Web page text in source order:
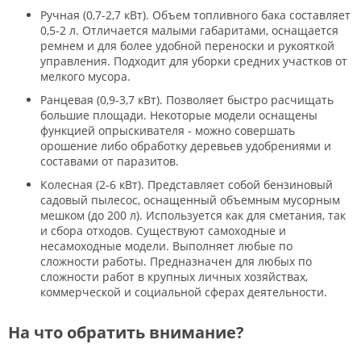
Ручная (0,7-2,7 кВт). Объем топливного бака составляет
0,5-2 л. Отличается малыми габаритами, оснащается
ремнем и для более удобной переноски и рукояткой
управления. Подходит для уборки средних участков от
мелкого мусора.
Ранцевая (0,9-3,7 кВт). Позволяет быстро расчищать
большие площади. Некоторые модели оснащены
функцией опрыскивателя - можно совершать
орошение либо обработку деревьев удобрениями и
составами от паразитов.
Колесная (2-6 кВт). Представляет собой бензиновый
садовый пылесос, оснащенный объемным мусорным
мешком (до 200 л). Используется как для сметания, так
и сбора отходов. Существуют самоходные и
несамоходные модели. Выполняет любые по
сложности работы. Предназначен для любых по
сложности работ в крупных личных хозяйствах,
коммерческой и социальной сферах деятельности.
На что обратить внимание?